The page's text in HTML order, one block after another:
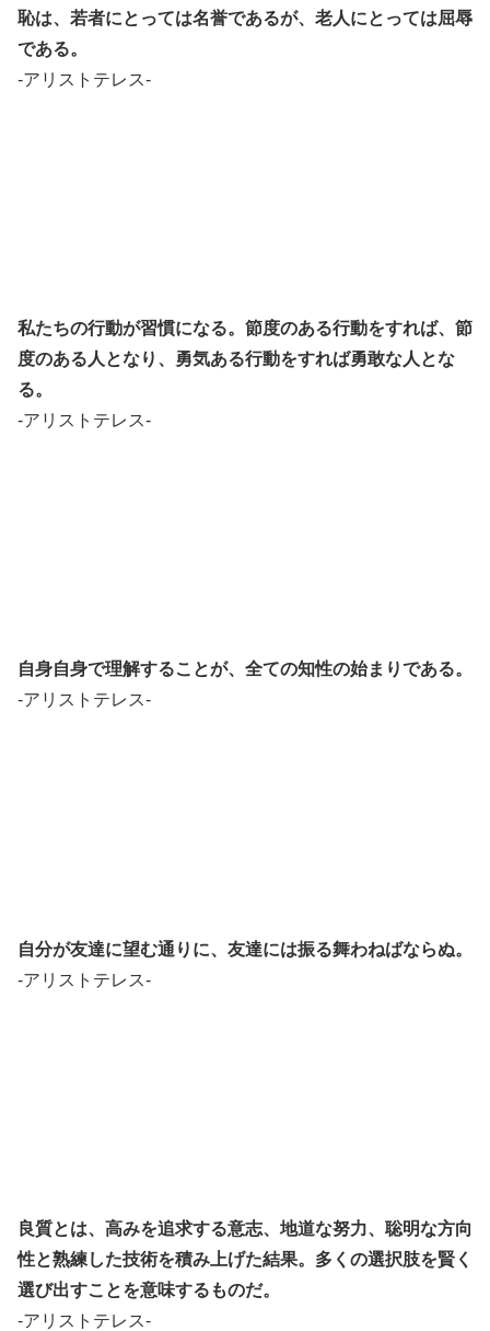
恥は、若者にとっては名誉であるが、 老人にとっては屈辱
である。
-アリストテレス-
私たちの行動が習慣になる。 節度のある行動をすれば、節
度のある人となり、
勇気ある行動をすれば勇敢な人とな
る。
-アリストテレス-
自身自身で理解することが、全ての知性の始まりである。
-アリストテレス-
自分が友達に望む通りに、友達には振る舞わねばならぬ。
-アリストテレス-
良質とは、高みを追求する意志、地道な努力、聡明な方向
性と熟練した技術を積み上げた結果。多くの選択肢を賢く
選び出すことを意味するものだ。
-アリストテレス-